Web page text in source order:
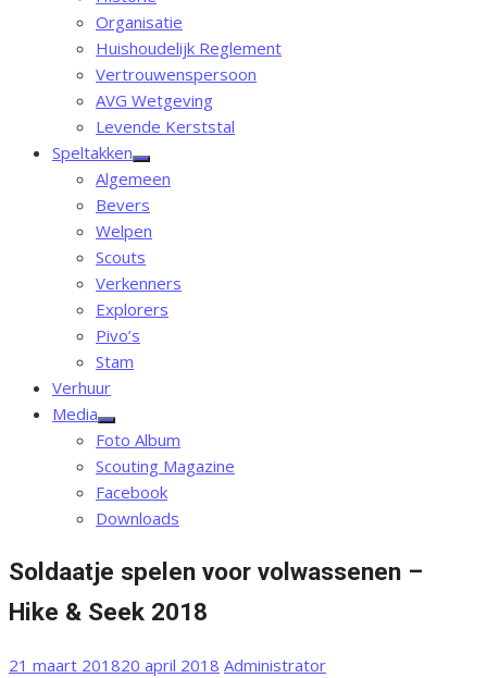
Organisatie
Huishoudelijk Reglement
Vertrouwenspersoon
AVG Wetgeving
Levende Kerststal
Speltakken
Toon
sub
menu
Algemeen
Bevers
Welpen
Scouts
Verkenners
Explorers
Pivo’s
Stam
Verhuur
Media
Toon
sub
menu
Foto Album
Scouting Magazine
Facebook
Downloads
Soldaatje spelen voor volwassenen –
Hike & Seek 2018
Gepubliceerd
21 maart 201820 april 2018 Auteur
Administrator